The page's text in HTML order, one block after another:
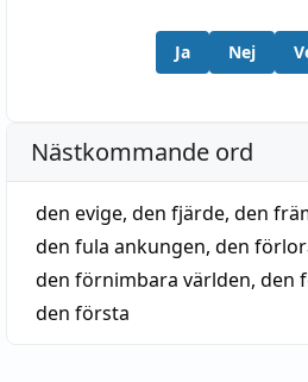
Ja Nej
Nästkommande ord
den evige, den fjärde, den
den fula ankungen, den
den förnimbara världen, den
den första